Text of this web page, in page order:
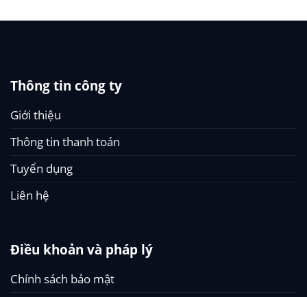
Thông tin công ty
Giới thiệu
Thông tin thanh toán
Tuyển dụng
Liên hệ
Điều khoản và pháp lý
Chính sách bảo mật